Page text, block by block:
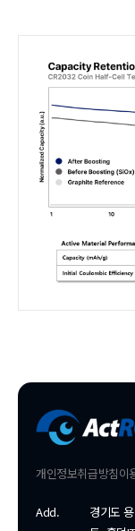
개인정보취급방침이
Add.
경기도